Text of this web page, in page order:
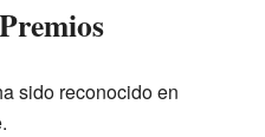
sido reconocido en